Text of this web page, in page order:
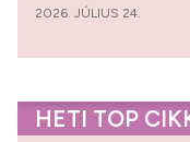
2026. JÚLIUS 24.
HETI TOP